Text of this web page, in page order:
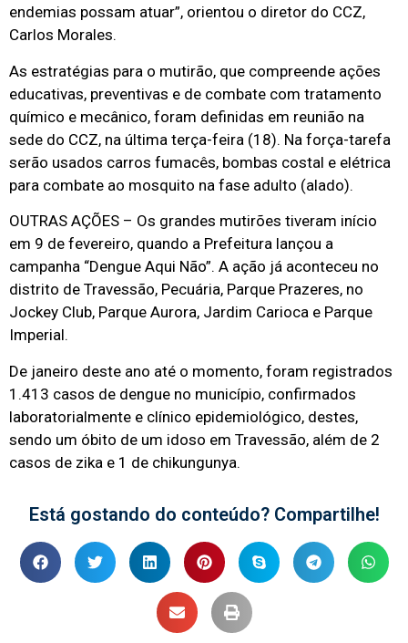
endemias possam atuar”, orientou o diretor do CCZ,
Carlos Morales.
As estratégias para o mutirão, que compreende ações
educativas, preventivas e de combate com tratamento
químico e mecânico, foram definidas em reunião na
sede do CCZ, na última terça-feira (18). Na força-tarefa
serão usados carros fumacês, bombas costal e elétrica
para combate ao mosquito na fase adulto (alado).
OUTRAS AÇÕES – Os grandes mutirões tiveram início
em 9 de fevereiro, quando a Prefeitura lançou a
campanha “Dengue Aqui Não”. A ação já aconteceu no
distrito de Travessão, Pecuária, Parque Prazeres, no
Jockey Club, Parque Aurora, Jardim Carioca e Parque
Imperial.
De janeiro deste ano até o momento, foram registrados
1.413 casos de dengue no município, confirmados
laboratorialmente e clínico epidemiológico, destes,
sendo um óbito de um idoso em Travessão, além de 2
casos de zika e 1 de chikungunya.
Está gostando do conteúdo? Compartilhe!